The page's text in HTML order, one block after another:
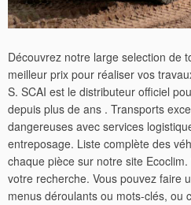
Découvrez notre large selection de
meilleur prix pour réaliser vos
S. SCAI est le distributeur officiel
depuis plus de ans . Transports
dangereuses avec services
entreposage. Liste complète des
chaque pièce sur notre site
votre recherche. Vous pouvez faire
menus déroulants ou mots-clés, ou